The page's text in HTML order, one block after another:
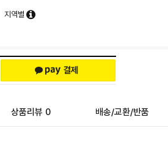
지역별
상품리뷰 0 배송/교환/반품